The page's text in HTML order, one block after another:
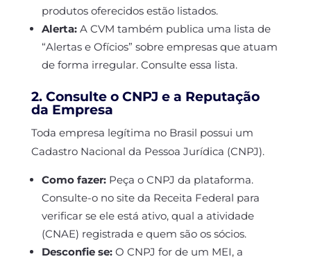
produtos oferecidos estão listados.
Alerta:A CVM também publica uma lista de
“Alertas e Ofícios” sobre empresas que atuam
de forma irregular. Consulte essa lista.
2. Consulte o CNPJ e a Reputação
da Empresa
Toda empresa legítima no Brasil possui um
Cadastro Nacional da Pessoa Jurídica (CNPJ).
Como fazer:Peça o CNPJ da plataforma.
Consulte-o no site da Receita Federal para
verificar se ele está ativo, qual a atividade
(CNAE) registrada e quem são os sócios.
Desconfie se:O CNPJ for de um MEI, a